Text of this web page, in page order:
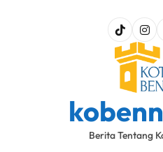
Berita Tentang